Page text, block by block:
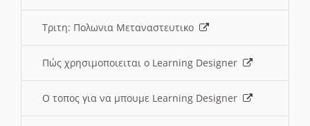
Τριτη: Πολωνια Μεταναστευτικο
Πώς χρησιμοποιειται ο Learning Designer
O τοπος για να μπουμε Learning Designer